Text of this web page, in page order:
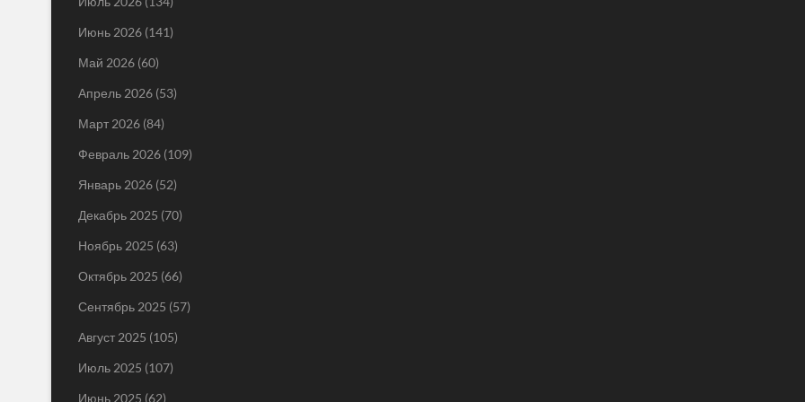
Июнь 2026 (141)
Май 2026 (60)
Апрель 2026 (53)
Март 2026 (84)
Февраль 2026 (109)
Январь 2026 (52)
Декабрь 2025 (70)
Ноябрь 2025 (63)
Октябрь 2025 (66)
Сентябрь 2025 (57)
Август 2025 (105)
Июль 2025 (107)
Июнь 2025 (62)